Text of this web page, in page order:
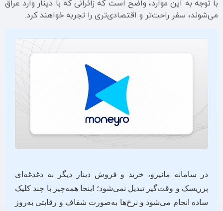
با توجه به این موارد، واضح است که زائرانی که با دینار وارد عراق
می‌شوند، سفر راحت‌تر و اقتصادی‌تری را تجربه خواهند کرد.
در سامانه مانیرو، خرید و فروش دینار دیگر به دغدغه‌ای
پرریسک و وقت‌گیر تبدیل نمی‌شود؛ اینجا همه‌چیز با چند کلیک
ساده انجام می‌شود و نرخ‌ها به‌صورت شفاف و رقابتی به‌روز